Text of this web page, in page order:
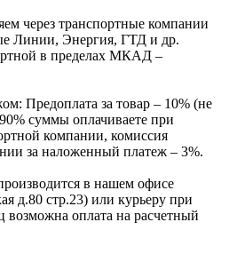
через транспортные компании
Линии, Энергия, ГТД и др.
в пределах МКАД –
Предоплата за товар – 10% (не
суммы оплачиваете при
компании, комиссия
за наложенный платеж – 3%.
в нашем офисе
д.80 стр.23) или курьеру при
возможна оплата на расчетный